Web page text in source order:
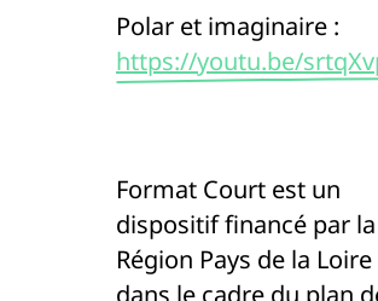
Polar et imaginaire :
https://youtu.be/
Format Court est un
dispositif financé par la
Région Pays de la Loire